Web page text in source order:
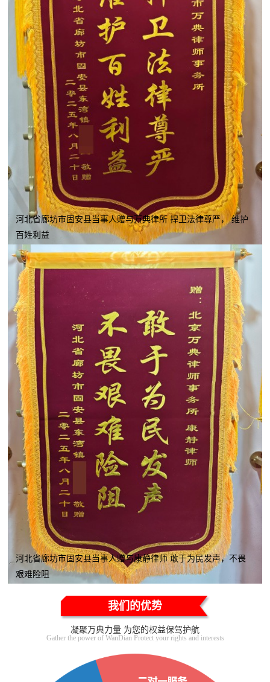
河北省廊坊市固安县当事人赠与万典律所 捍卫法律尊严， 维护
百姓利益
河北省廊坊市固安县当事人赠与康静律师 敢于为民发声，不畏
艰难险阻
我们的优势
凝聚万典力量 为您的权益保驾护航
Gather the power of WanDian Protect your rights and interests